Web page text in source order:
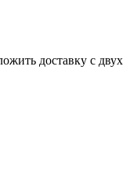
доставку с двух